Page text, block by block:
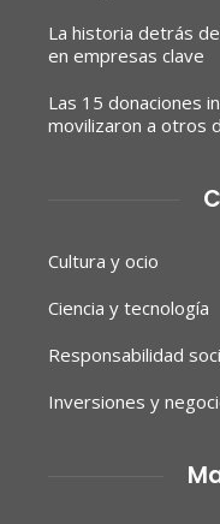
La historia detrás
en empresas clave
Las 15 donaciones
movilizaron a otros
Cultura y ocio
Ciencia y tecnología
Responsabilidad
Inversiones y